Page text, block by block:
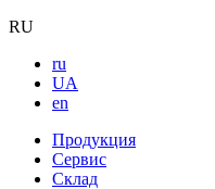
RU
ru
UA
en
Продукция
Сервис
Склад